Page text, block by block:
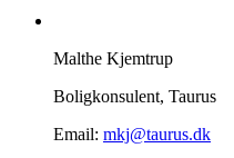
Malthe Kjemtrup
Boligkonsulent, Taurus
Email: mkj@taurus.dk